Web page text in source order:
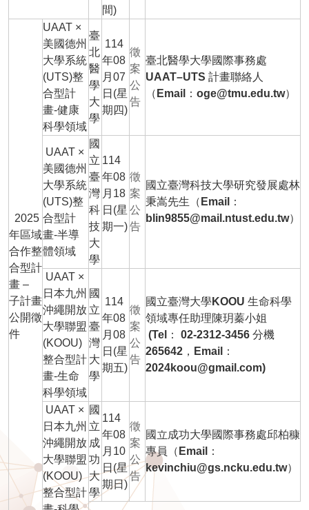
間)
2025
年區域
合作整
合型計
畫 –
子計畫
公開徵
件
UAAT ×
美國德州
大學系統
(UTS)整
合型計
畫-健康
科學領域
臺
北
醫
學
大
學
114
年08
月07
日(星
期四)
徵
案
公
告
臺北醫學大學國際事務處
UAAT–UTS 計畫聯絡人
（Email：oge@tmu.edu.tw）
UAAT ×
美國德州
大學系統
(UTS)整
合型計
畫-半導
體領域
國
立
臺
灣
科
技
大
學
114
年08
月18
日(星
期一)
徵
案
公
告
國立臺灣科技大學研究發展處林
秉嵩先生（Email：
blin9855@mail.ntust.edu.tw）
UAAT ×
日本九州
沖繩開放
大學聯盟
(KOOU)
整合型計
畫-生命
科學領域
國
立
臺
灣
大
學
114
年08
月08
日(星
期五)
徵
案
公
告
國立臺灣大學KOOU 生命科學
領域專任助理陳玥蓁小姐
(Tel： 02-2312-3456 分機
265642，Email：
2024koou@gmail.com)
UAAT ×
日本九州
沖繩開放
大學聯盟
(KOOU)
整合型計
國
立
成
功
大
學
114
年08
月10
日(星
期日)
徵
案
公
告
國立成功大學國際事務處邱柏穅
專員（Email：
kevinchiu@gs.ncku.edu.tw）